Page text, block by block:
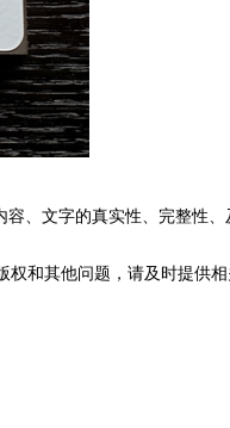
、文字的真实性、完整性
和其他问题，请及时提供